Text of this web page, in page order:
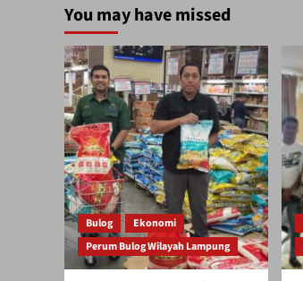
You may have missed
Bulog
Ekonomi
Perum Bulog Wilayah Lampung